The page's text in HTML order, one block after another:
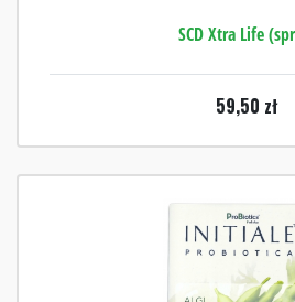
SCD Xtra Life
59,50 zł